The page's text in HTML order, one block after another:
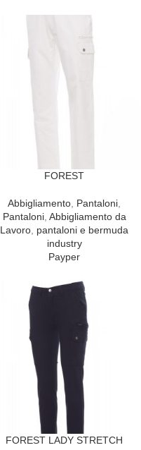
FOREST
Abbigliamento Pantaloni
Pantaloni, Abbigliamento da
Lavoro pantaloni e bermuda
industry
Payper
FOREST LADY STRETCH